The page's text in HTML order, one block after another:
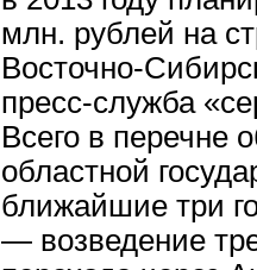
млн. рублей на
Восточно-
пресс-служба
Всего в перечне
областной
ближайшие три
— возведение